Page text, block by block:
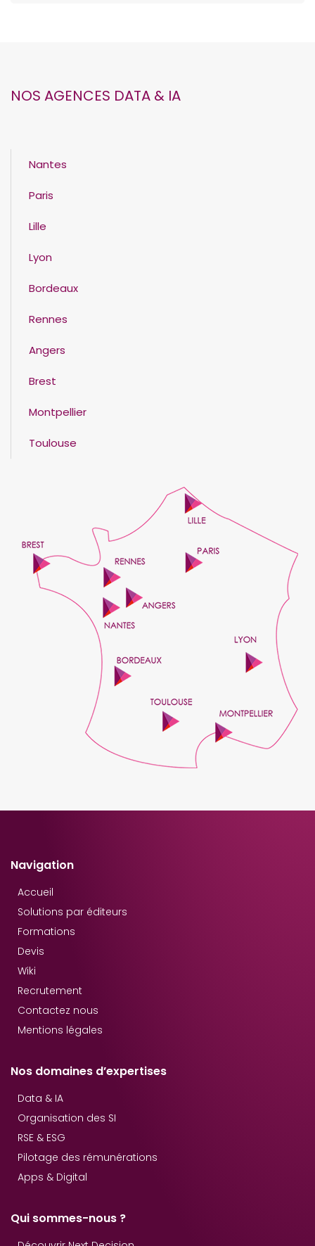
NOS AGENCES DATA & IA
Nantes
Paris
Lille
Lyon
Bordeaux
Rennes
Angers
Brest
Montpellier
Toulouse
Navigation
Accueil
Solutions par éditeurs
Formations
Devis
Wiki
Recrutement
Contactez nous
Mentions légales
Nos domaines d’expertises
Data & IA
Organisation des SI
RSE & ESG
Pilotage des rémunérations
Apps & Digital
Qui sommes-nous ?